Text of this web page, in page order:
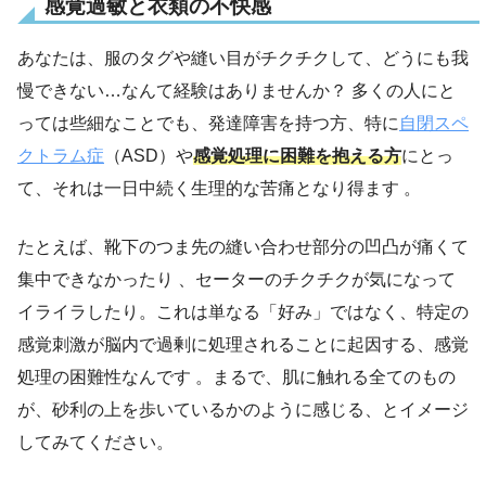
感覚過敏と衣類の不快感
あなたは、服のタグや縫い目がチクチクして、どうにも我
慢できない…なんて経験はありませんか？ 多くの人にと
っては些細なことでも、発達障害を持つ方、特に 自閉スペ
クトラム症 （ASD）や感覚処理に困難を抱える方にとっ
て、それは一日中続く生理的な苦痛となり得ます 。
たとえば、靴下のつま先の縫い合わせ部分の凹凸が痛くて
集中できなかったり 、セーターのチクチクが気になって
イライラしたり。これは単なる「好み」ではなく、特定の
感覚刺激が脳内で過剰に処理されることに起因する、感覚
処理の困難性なんです 。まるで、肌に触れる全てのもの
が、砂利の上を歩いているかのように感じる、とイメージ
してみてください。